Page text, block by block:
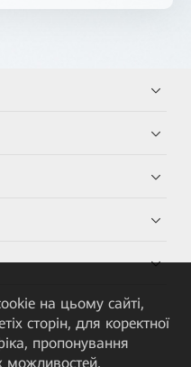
на цьому сайті,
сторін, для коректної
пропонування
можливостей,